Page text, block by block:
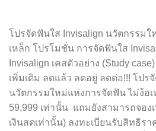
โปรจัดฟันใส Invisalign นวัตกรรม
เหล็ก โปรโมชั่น การจัดฟันใส
Invisalign เคสตัวอย่าง (Study
เพิ่มเติม ลดแล้ว ลดอยู่ ลดต่อ!!! โปร
นวัตกรรมใหม่แห่งการจัดฟัน ไม่ง้อเ
59,999 เท่านั้น แถมยังสามารถจอง
เงินสดเท่านั้น) ลงทะเบียนรับสิทธิร